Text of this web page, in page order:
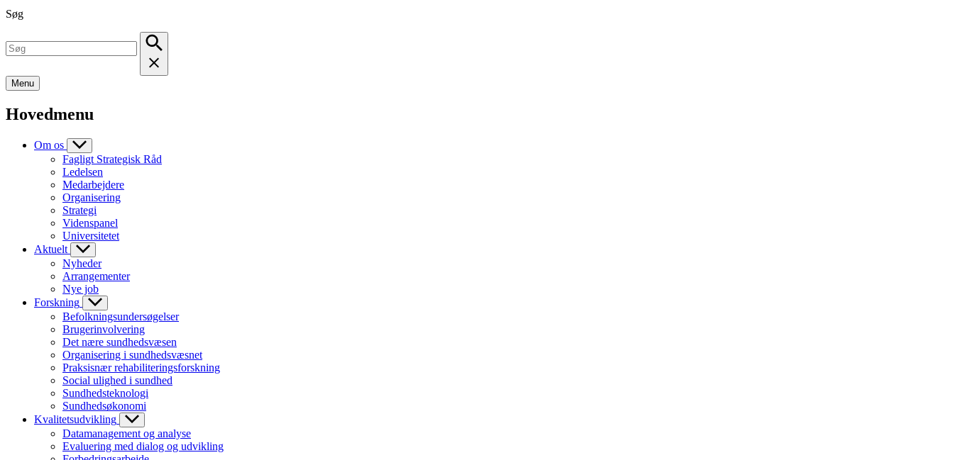
Søg
Menu
Hovedmenu
Om os
Fagligt Strategisk Råd
Ledelsen
Medarbejdere
Organisering
Strategi
Videnspanel
Universitetet
Aktuelt
Nyheder
Arrangementer
Nye job
Forskning
Befolkningsundersøgelser
Brugerinvolvering
Det nære sundhedsvæsen
Organisering i sundhedsvæsnet
Praksisnær rehabiliteringsforskning
Social ulighed i sundhed
Sundhedsteknologi
Sundhedsøkonomi
Kvalitetsudvikling
Datamanagement og analyse
Evaluering med dialog og udvikling